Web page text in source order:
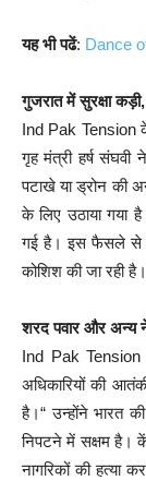
यह भी पढें: Dance
गुजरात में सुरक्षा
Ind Pak Tension
गृह मंत्री हर्ष संघवी
पटाखे या ड्रोन की
के लिए उठाया गया
गई है। इस फैसले से
कोशिश की जा रही है।
शरद पवार और अन्य
Ind Pak Tension
अधिकारियों की
है।“ उन्होंने भारत
निपटने में सक्षम है।
नागरिकों की हत्या